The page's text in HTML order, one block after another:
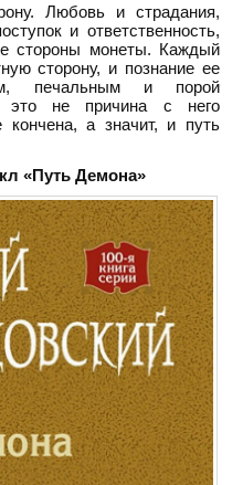
Любовь и страдания,
и ответственность,
стороны монеты. Каждый
сторону, и познание ее
печальным и порой
не причина с него
а значит, и путь
«Путь Демона»